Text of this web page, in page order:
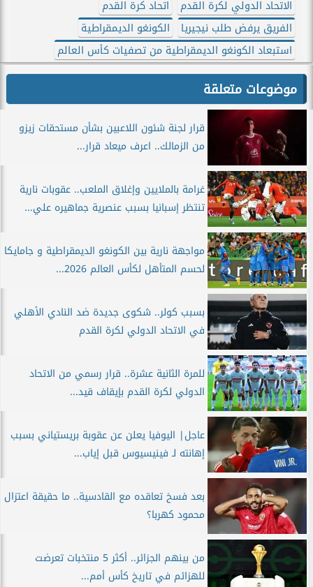
الاتحاد الدولي لكرة القدم
اتحاد كرة القدم
الفريق يرفض طلب نيجيريا
الكونغو الديمقراطية
استبعاد الكونغو الديمقراطية من تصفيات كأس العالم
موضوعات متعلقة
قرار لجنة شئون اللاعبين بشأن مستحقات زيزو
من الزمالك.. اعرف ميعاد قرار...
غرامة بالملايين وإغلاق الملعب.. عقوبات نارية
تنتظر إسبانيا بسبب عنصرية جماهيره علي...
مواجهة نارية بين الكونغو الديمقراطية و جامايكا
لحسم المتأهل لكأس العالم 2026...
بسبب كولر.. شكوى جديدة ضد النادي الأهلي
في الاتحاد الدولي لكرة القدم
للمرة الثانية عشرة.. قرار رسمي من الاتحاد
الدولي لكرة القدم بإيقاف قيد...
عاجل| اليوفيا يعلن عن عقوبة بريستياني بسبب
إهانته لـ فينيسيوس قبل إياب...
بعد فسخ تعاقده مع القادسية.. ما حقيقة اعتزال
محمود كهربا؟
من بينهم الجزائر.. أكثر 5 منتخبات تعرضت
للهزائم في تاريخ كأس أمم...